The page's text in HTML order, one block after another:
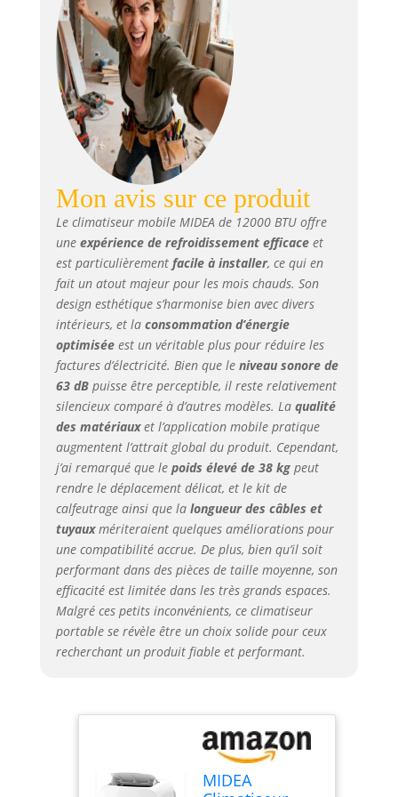
fournissant une
agréable brise
d'air. ★
FONCTIONNEMENT
SIMPLE ET À
DISTANCE - Le
climatiseur mobile
multifonctionnel
commande LED
intuitif et tactile.
En outre, la
télécommande de
ce rafraichisseur
d’air fait office de
thermostat pour
une climatisation
et une régulation
optimale et efficace
de la température.
★ FACILE ET
RAPIDE À
INSTALLER - Notre
climatiseur mobile
silencieux et
climatiseur mobile
reversible
comprend tous les
matériaux dont
vous avez besoin,
le kit de fenêtre et
le tuyau
d'évacuation. Vous
n'aurez besoin
suffit de décider
quelle pièce vous
allez refroidir avec
votre climatiseur
mobile sans
Mon avis sur ce produit
Le climatiseur mobile MIDEA de 12000 BTU offre
une expérience de refroidissement efficaceet
est particulièrement facile à installer, ce qui en
fait un atout majeur pour les mois chauds. Son
design esthétique s’harmonise bien avec divers
intérieurs, et la consommation d’énergie
optimiséeest un véritable plus pour réduire les
factures d’électricité. Bien que le niveau sonore de
63 dBpuisse être perceptible, il reste relativement
silencieux comparé à d’autres modèles. La qualité
des matériauxet l’application mobile pratique
augmentent l’attrait global du produit. Cependant,
j’ai remarqué que le poids élevé de 38 kgpeut
rendre le déplacement délicat, et le kit de
calfeutrage ainsi que la longueur des câbles et
tuyauxmériteraient quelques améliorations pour
une compatibilité accrue. De plus, bien qu’il soit
performant dans des pièces de taille moyenne, son
efficacité est limitée dans les très grands espaces.
Malgré ces petits inconvénients, ce climatiseur
portable se révèle être un choix solide pour ceux
recherchant un produit fiable et performant.
MIDEA